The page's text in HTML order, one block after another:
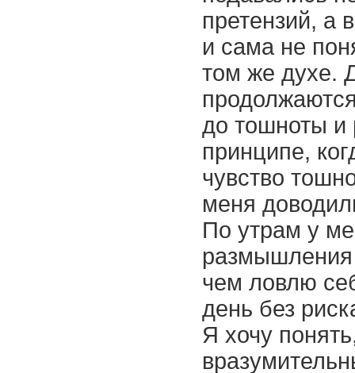
претензий, а
и сама не
том же духе.
до тошноты и
принципе,
чувство
меня
По утрам у
чем ловлю
день без
Я хочу